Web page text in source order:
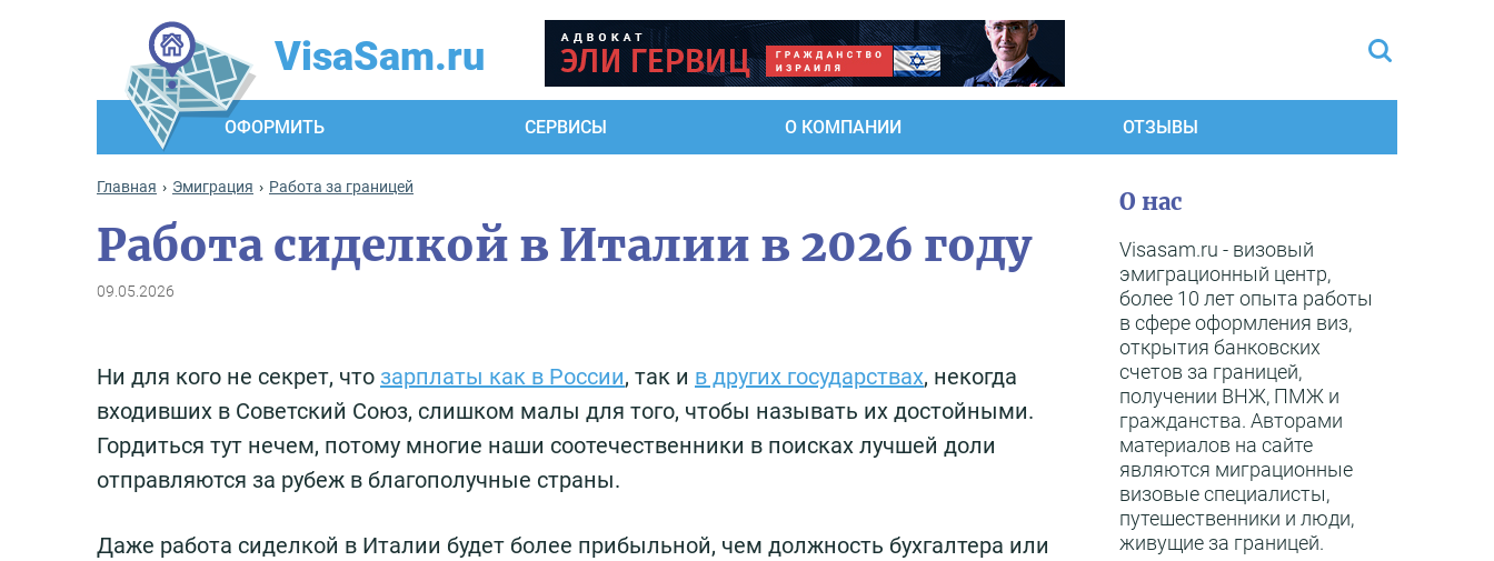
VisaSam.ru
ОФОРМИТЬ СЕРВИСЫ О КОМПАНИИ ОТЗЫВЫ
Главная Эмиграция Работа за границей
Работа сиделкой в Италии в 2026 году
09.05.2026
Ни для кого не секрет, что зарплаты как в России, так и в других государствах, некогда
входивших в Советский Союз, слишком малы для того, чтобы называть их достойными.
Гордиться тут нечем, потому многие наши соотечественники в поисках лучшей доли
отправляются за рубеж в благополучные страны.
Даже работа сиделкой в Италии будет более прибыльной, чем должность бухгалтера или
О нас
Visasam.ru - визовый
эмиграционный центр,
более 10 лет опыта работы
в сфере оформления виз,
открытия банковских
счетов за границей,
получении ВНЖ, ПМЖ и
гражданства. Авторами
материалов на сайте
являются миграционные
визовые специалисты,
путешественники и люди,
живущие за границей.